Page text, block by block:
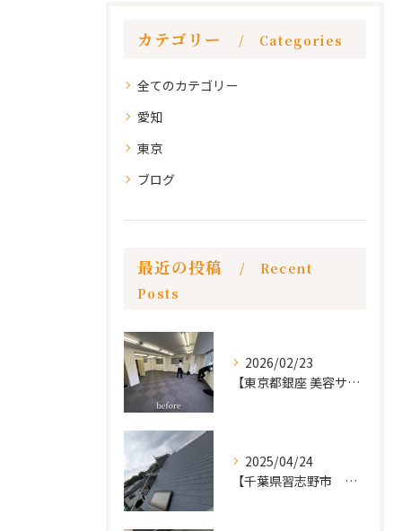
カテゴリー Categories
全てのカテゴリー
愛知
東京
ブログ
最近の投稿
Recent
Posts
2026/02/23
【東京都銀座 美容サロン店舗工事】
2025/04/24
【千葉県習志野市 戸建て 屋根の葺き替え工事】